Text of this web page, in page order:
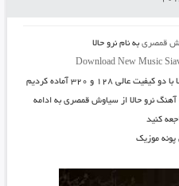
قمصریبه نام نرو حالا
Download New Music
با دو کیفیت عالی ۱۲۸ و ۳۲۰ آماده کردیم
نرو حالا از سیاوش قمصری به ادامه
کنید
پونه موزیک